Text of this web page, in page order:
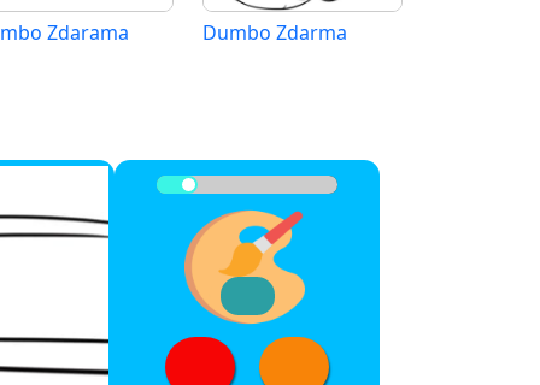
Zdarama Dumbo Zdarma